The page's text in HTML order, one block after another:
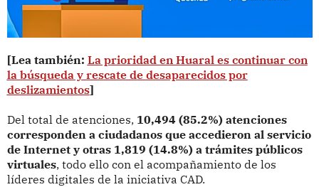
[Lea también: La prioridad en Huaral es continuar con
la búsqueda y rescate de desaparecidos por
deslizamientos]
Del total de atenciones, 10,494 (85.2%) atenciones
corresponden a ciudadanos que accedieron al servicio
de Internet y otras 1,819 (14.8%) a trámites públicos
virtuales, todo ello con el acompañamiento de los
líderes digitales de la iniciativa CAD.